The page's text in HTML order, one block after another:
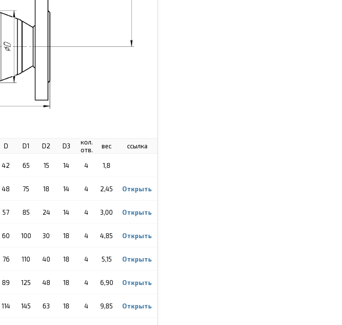
D D1 D2 D3
кол.
отв.
вес ссылка
42 65 15 14 4 1,8
48 75 18 14 4 2,45 Открыть
57 85 24 14 4 3,00 Открыть
60 100 30 18 4 4,85 Открыть
76 110 40 18 4 5,15 Открыть
89 125 48 18 4 6,90 Открыть
114 145 63 18 4 9,85 Открыть